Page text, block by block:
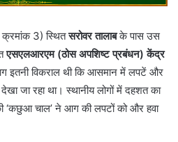
क्रमांक 3) स्थितसरोवर तालाबके पास उस
एसएलआरएम (ठोस अपशिष्ट प्रबंधन) केंद्र
इतनी विकराल थी कि आसमान में लपटें और
जा रहा था। स्थानीय लोगों में दहशत का
‘कछुआ चाल’ ने आग की लपटों को और हवा